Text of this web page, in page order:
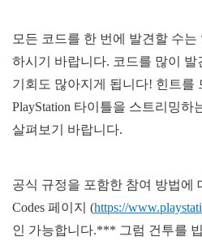
모든 코드를 한 번에 발견할 수
하시기 바랍니다. 코드를 많이
기회도 많아지게 됩니다! 힌트를
PlayStation 타이틀을 스트리밍
살펴보기 바랍니다.
공식 규정을 포함한 참여 방법에
Codes 페이지 (https://
인 가능합니다.*** 그럼 건투를